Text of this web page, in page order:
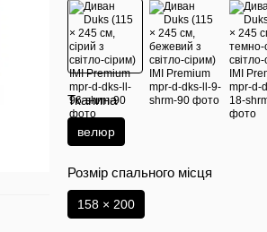
Тканина
велюр
Розмір спального місця
158 × 200